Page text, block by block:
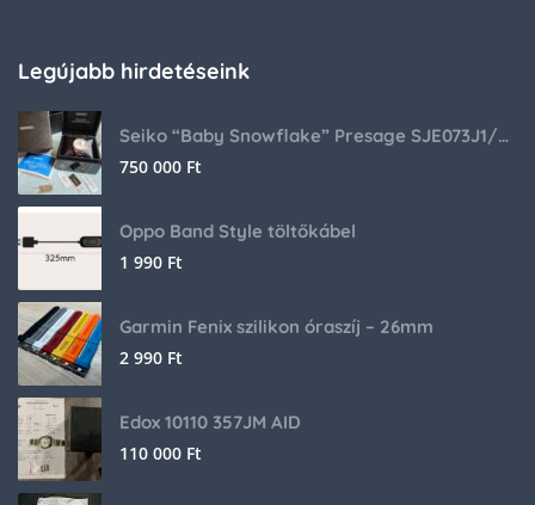
Legújabb hirdetéseink
Seiko “Baby Snowflake” Presage SJE073J1/SARA015 Limited Edition
750 000 Ft
Oppo Band Style töltőkábel
1 990 Ft
Garmin Fenix szilikon óraszíj – 26mm
2 990 Ft
Edox 10110 357JM AID
110 000 Ft